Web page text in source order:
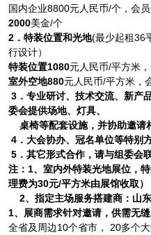
国内企业8800元人民币/个，会
2000美金/个
2．特装位置和光地(最少起租36
行设计）
特装位置1080元人民币/平方米
室外空地880元人民币/平方米，
3．专业研讨、技术交流、新产
委会提供场地、灯具、
桌椅等配套设施，并协助邀请
4．大会协办、冠名单位等特别
5．其它形式合作，请与组委会联
注：1、室内外特装光地展位，
理费为30元/平方米由展馆收取）
2、指定主场服务搭建商：山东
1、展商需求针对邀请，供需无
全省及周边10个省市， 20多个